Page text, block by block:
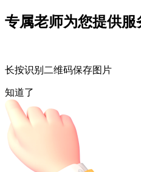
专属老师为您提供服
长按识别二维码保存图片
知道了